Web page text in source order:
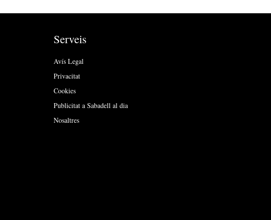
Serveis
Avís Legal
Privacitat
Cookies
Publicitat a Sabadell al dia
Nosaltres